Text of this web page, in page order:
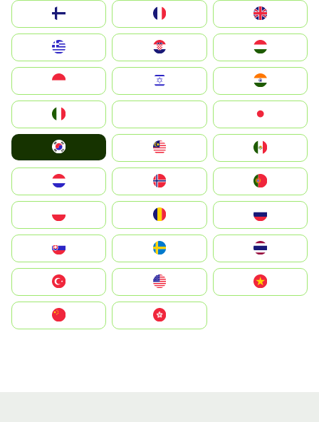
United Kingdom
Magyarország
South Korea
United States
中國香港特別行政區